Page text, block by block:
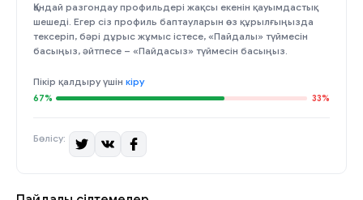
Қандай разгондау профильдері жақсы екенін қауымдастық
шешеді. Егер сіз профиль баптауларын өз құрылғыңызда
тексеріп, бәрі дұрыс жұмыс істесе, «Пайдалы» түймесін
басыңыз, әйтпесе – «Пайдасыз» түймесін басыңыз.
Пікір қалдыру үшін кіру
67% 33%
Бөлісу: